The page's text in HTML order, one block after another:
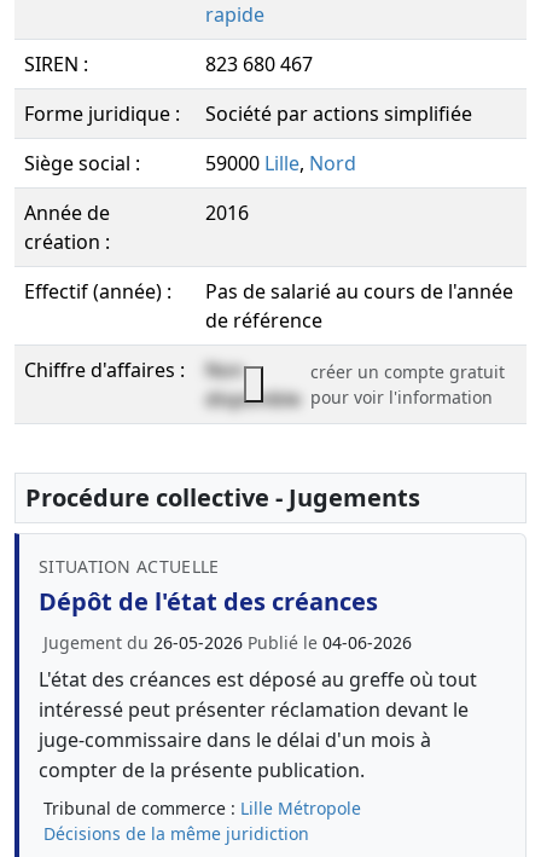
rapide
SIREN :
823 680 467
Forme juridique :
Société par actions simplifiée
Siège social :
59000 Lille, Nord
Année de
création :
2016
Effectif (année) :
Pas de salarié au cours de l'année
de référence
Chiffre d'affaires :
Non
disponible
créer un compte gratuit
pour voir l'information
Procédure collective - Jugements
SITUATION ACTUELLE
Dépôt de l'état des créances
Jugement du 26-05-2026 Publié le 04-06-2026
L'état des créances est déposé au greffe où tout
intéressé peut présenter réclamation devant le
juge-commissaire dans le délai d'un mois à
compter de la présente publication.
Tribunal de commerce : Lille Métropole
Décisions de la même juridiction